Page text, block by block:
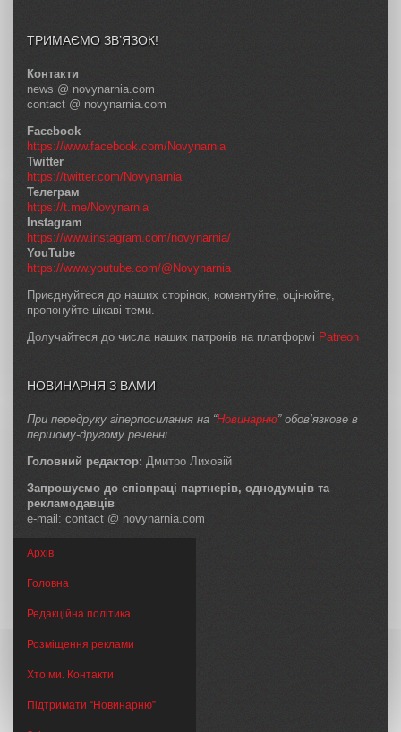
ТРИМАЄМО ЗВ’ЯЗОК!
Контакти
news @ novynarnia.com
contact @ novynarnia.com
Facebook
https://www.facebook.com/Novynarnia
Twitter
https://twitter.com/Novynarnia
Телеграм
https://t.me/Novynarnia
Instagram
https://www.instagram.com/novynarnia/
YouTube
https://www.youtube.com/@Novynarnia
Приєднуйтеся до наших сторінок, коментуйте, оцінюйте,
пропонуйте цікаві теми.
Долучайтеся до числа наших патронів на платформі Patreon
НОВИНАРНЯ З ВАМИ
При передруку гіперпосилання на “Новинарню” обов’язкове в
першому-другому реченні
Головний редактор: Дмитро Лиховій
Запрошуємо до співпраці партнерів, однодумців та
рекламодавців
e-mail: contact @ novynarnia.com
Архів
Головна
Редакційна політика
Розміщення реклами
Хто ми. Контакти
Підтримати “Новинарню”